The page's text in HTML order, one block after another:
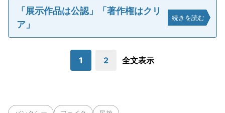
「展示作品は公認」「著作権はクリ
ア」
続きを読む
1 2 全文表示